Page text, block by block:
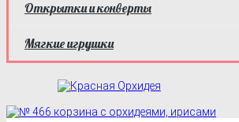
Открытки и конверты
Мягкие игрушки